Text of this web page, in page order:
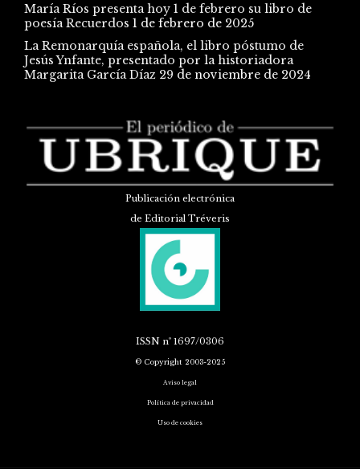
María Ríos presenta hoy 1 de febrero su libro de
poesía Recuerdos 1 de febrero de 2025
La Remonarquía española, el libro póstumo de
Jesús Ynfante, presentado por la historiadora
Margarita García Díaz 29 de noviembre de 2024
Publicación electrónica
de Editorial Tréveris
ISSN nº 1697/0306
© Copyright 2003-2025
Aviso legal
Política de privacidad
Uso de cookies